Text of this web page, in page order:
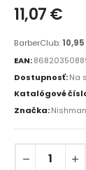
11,07€
BarberClub: 10,95
EAN:
Dostupnosť:Na
Katalógové
Značka:Nishman